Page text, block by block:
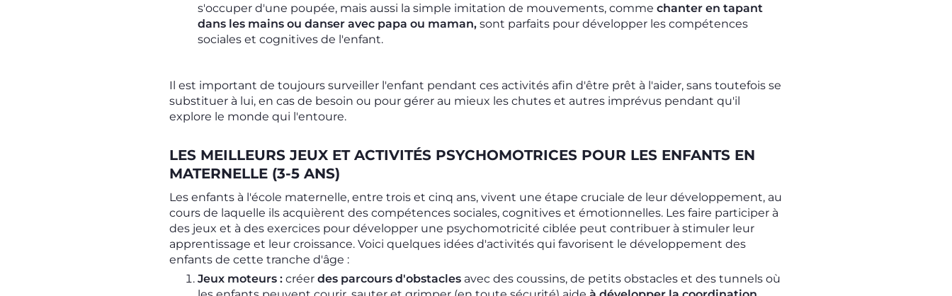
s'occuper d'une poupée, mais aussi la simple imitation de mouvements, comme chanter en tapant
dans les mains ou danser avec papa ou maman, sont parfaits pour développer les compétences
sociales et cognitives de l'enfant.
Il est important de toujours surveiller l'enfant pendant ces activités afin d'être prêt à l'aider, sans toutefois se
substituer à lui, en cas de besoin ou pour gérer au mieux les chutes et autres imprévus pendant qu'il
explore le monde qui l'entoure.
LES MEILLEURS JEUX ET ACTIVITÉS PSYCHOMOTRICES POUR LES ENFANTS EN
MATERNELLE (3-5 ANS)
Les enfants à l'école maternelle, entre trois et cinq ans, vivent une étape cruciale de leur développement, au
cours de laquelle ils acquièrent des compétences sociales, cognitives et émotionnelles. Les faire participer à
des jeux et à des exercices pour développer une psychomotricité ciblée peut contribuer à stimuler leur
apprentissage et leur croissance. Voici quelques idées d'activités qui favorisent le développement des
enfants de cette tranche d'âge :
Jeux moteurs : créer des parcours d'obstacles avec des coussins, de petits obstacles et des tunnels où